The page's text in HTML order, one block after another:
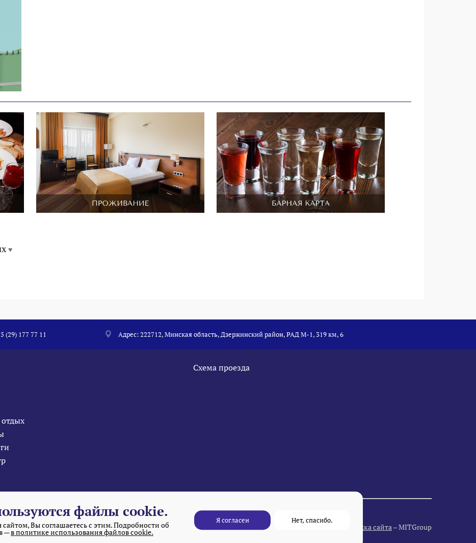
♥
(29) 177 77 11 Адрес: 222712, Минская область, Дзержинский район, РАД М-1, 319 км, 6
Схема проезда
Разработка и поддержка сайта – MITGroup
файлы cookie.
Вы соглашаетесь с этим. Подробности об
—в политике использования файлов cookie.
Я согласен Нет, спасибо.